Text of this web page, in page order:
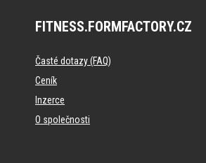
FITNESS.FORMFACTORY.CZ
Časté dotazy (FAQ)
Ceník
Inzerce
O společnosti